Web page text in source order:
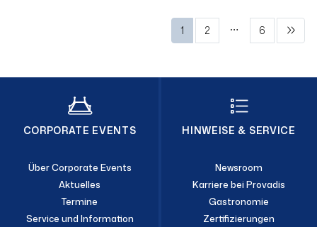
1 2 6
CORPORATE EVENTS
Über Corporate Events
Aktuelles
Termine
Service und Information
HINWEISE & SERVICE
Newsroom
Karriere bei Provadis
Gastronomie
Zertifizierungen